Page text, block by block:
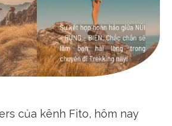
của kênh Fito, hôm nay